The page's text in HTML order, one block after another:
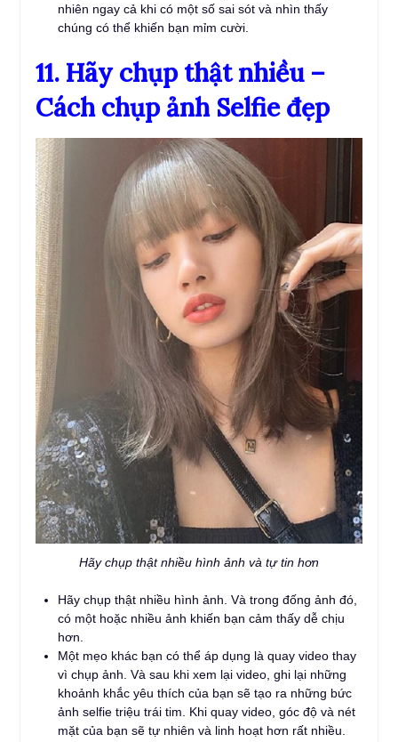
nhiên ngay cả khi có một số sai sót và nhìn thấy
chúng có thể khiến bạn mỉm cười.
11. Hãy chụp thật nhiều –
Cách chụp ảnh Selfie đẹp
Hãy chụp thật nhiều hình ảnh và tự tin hơn
Hãy chụp thật nhiều hình ảnh. Và trong đống ảnh đó,
có một hoặc nhiều ảnh khiến bạn cảm thấy dễ chịu
hơn.
Một mẹo khác bạn có thể áp dụng là quay video thay
vì chụp ảnh. Và sau khi xem lại video, ghi lại những
khoảnh khắc yêu thích của bạn sẽ tạo ra những bức
ảnh selfie triệu trái tim. Khi quay video, góc độ và nét
mặt của bạn sẽ tự nhiên và linh hoạt hơn rất nhiều.